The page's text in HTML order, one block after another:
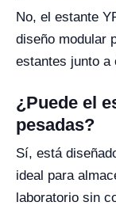
No, el estante
diseño modular
estantes junto a
¿Puede el
pesadas?
Sí, está
ideal para
laboratorio sin